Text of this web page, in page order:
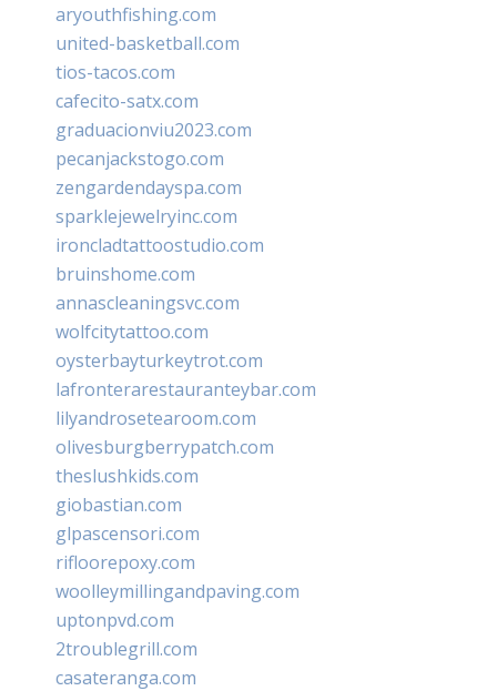
aryouthfishing.com
united-basketball.com
tios-tacos.com
cafecito-satx.com
graduacionviu2023.com
pecanjackstogo.com
zengardendayspa.com
sparklejewelryinc.com
ironcladtattoostudio.com
bruinshome.com
annascleaningsvc.com
wolfcitytattoo.com
oysterbayturkeytrot.com
lafronterarestauranteybar.com
lilyandrosetearoom.com
olivesburgberrypatch.com
theslushkids.com
giobastian.com
glpascensori.com
rifloorepoxy.com
woolleymillingandpaving.com
uptonpvd.com
2troublegrill.com
casateranga.com